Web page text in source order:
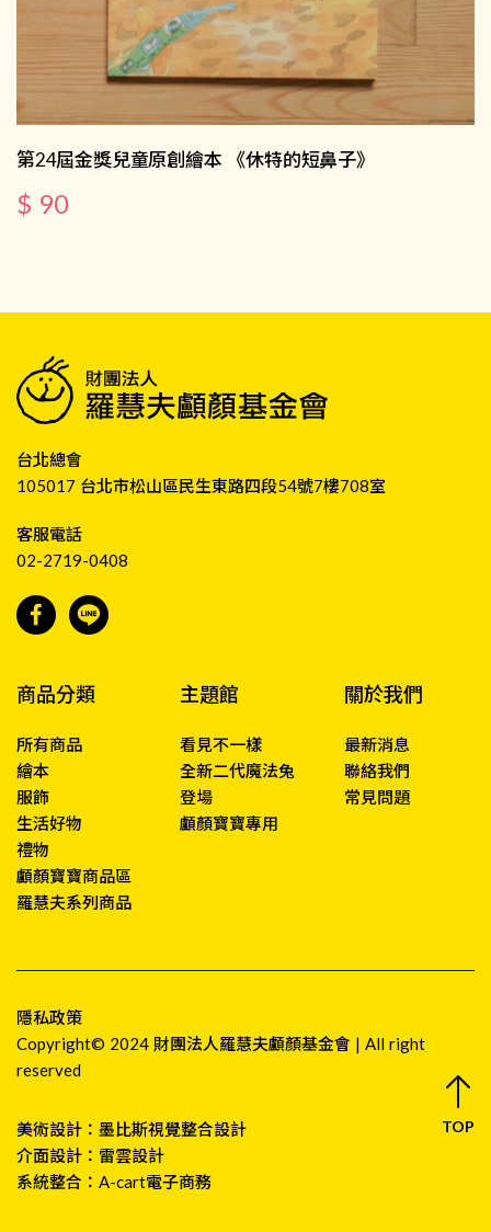
第24屆金獎兒童原創繪本 《休特的短鼻子》
$ 90
台北總會
105017 台北市松山區民生東路四段54號7樓708室
客服電話
02-2719-0408
商品分類
所有商品
繪本
服飾
生活好物
禮物
顱顏寶寶商品區
羅慧夫系列商品
主題館
看見不一樣
全新二代魔法兔
登場
顱顏寶寶專用
關於我們
最新消息
聯絡我們
常見問題
隱私政策
Copyright© 2024 財團法人羅慧夫顱顏基金會 | All right
reserved
美術設計： 墨比斯視覺整合設計
介面設計： 雷雲設計
系統整合： A-cart電子商務
TOP